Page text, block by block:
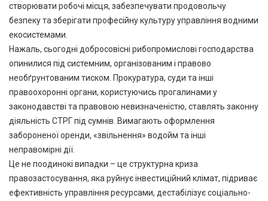
створювати робочі місця, забезпечувати продовольчу
безпеку та зберігати професійну культуру управління водними
екосистемами.
Нажаль, сьогодні добросовісні рибопромислові господарства
опинилися під системним, організованим і правово
необґрунтованим тиском. Прокуратура, суди та інші
правоохоронні органи, користуючись прогалинами у
законодавстві та правовою невизначеністю, ставлять законну
діяльність СТРГ під сумнів. Вимагають оформлення
забороненої оренди, «звільнення» водойм та інші
неправомірні дії.
Це не поодинокі випадки – це структурна криза
правозастосування, яка руйнує інвестиційний клімат, підриває
ефективність управління ресурсами, дестабілізує соціально-